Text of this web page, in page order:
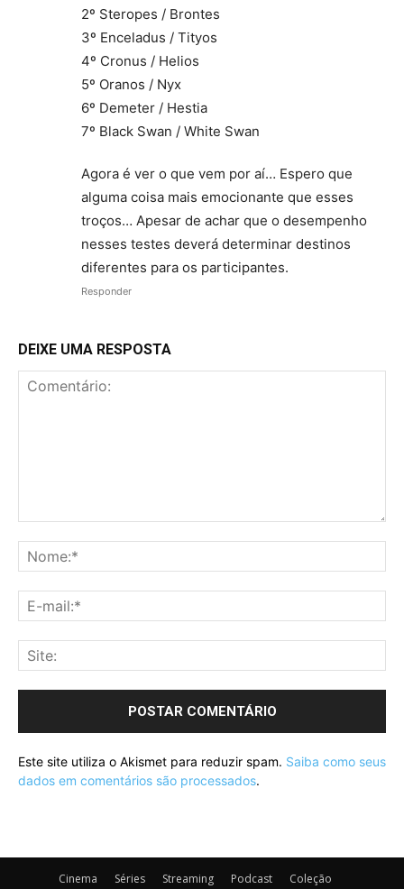
2º Steropes / Brontes
3º Enceladus / Tityos
4º Cronus / Helios
5º Oranos / Nyx
6º Demeter / Hestia
7º Black Swan / White Swan
Agora é ver o que vem por aí… Espero que
alguma coisa mais emocionante que esses
troços… Apesar de achar que o desempenho
nesses testes deverá determinar destinos
diferentes para os participantes.
Responder
DEIXE UMA RESPOSTA
Este site utiliza o Akismet para reduzir spam. Saiba como seus
dados em comentários são processados.
Cinema Séries Streaming Podcast Coleção